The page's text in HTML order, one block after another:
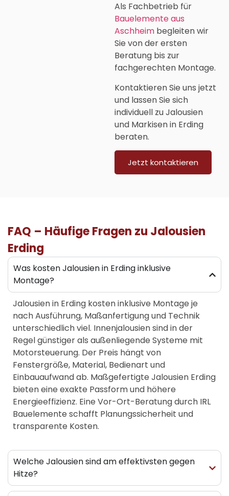
Als Fachbetrieb für
Bauelemente aus
Aschheim begleiten wir
Sie von der ersten
Beratung bis zur
fachgerechten Montage.
Kontaktieren Sie uns jetzt
und lassen Sie sich
individuell zu Jalousien
und Markisen in Erding
beraten.
Jetzt kontaktieren
FAQ – Häufige Fragen zu Jalousien
Erding
Was kosten Jalousien in Erding inklusive
Montage?
Jalousien in Erding kosten inklusive Montage je
nach Ausführung, Maßanfertigung und Technik
unterschiedlich viel. Innenjalousien sind in der
Regel günstiger als außenliegende Systeme mit
Motorsteuerung. Der Preis hängt von
Fenstergröße, Material, Bedienart und
Einbauaufwand ab. Maßgefertigte Jalousien Erding
bieten eine exakte Passform und höhere
Energieeffizienz. Eine Vor-Ort-Beratung durch IRL
Bauelemente schafft Planungssicherheit und
transparente Kosten.
Welche Jalousien sind am effektivsten gegen
Hitze?